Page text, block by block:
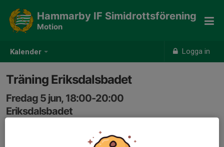
Kalender Logga in
Hammarby IF Simidrottsförening
Motion
Träning Eriksdalsbadet
Fredag 5 jun, 18:00-20:00
Eriksdalsbadet